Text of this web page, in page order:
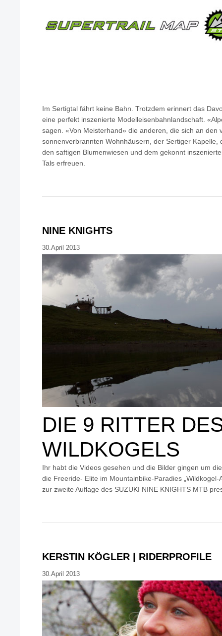
Im Sertigtal fährt keine Bahn. Trotzdem erinnert das
eine perfekt inszenierte Modelleisenbahnlandschaft.
sagen. «Von Meisterhand» die anderen, die sich an den
sonnenverbrannten Wohnhäusern, der Sertiger Kapelle,
den saftigen Blumenwiesen und dem gekonnt
Tals erfreuen.
NINE KNIGHTS
30.April 2013
DIE 9 RITTER
WILDKOGELS
Ihr habt die Videos gesehen und die Bilder gingen um
die Freeride- Elite im Mountainbike-Paradies
zur zweite Auflage des SUZUKI NINE KNIGHTS MTB
KERSTIN KÖGLER | RIDERPROFILE
30.April 2013